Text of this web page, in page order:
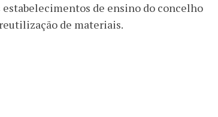
de ensino do concelho
de materiais.